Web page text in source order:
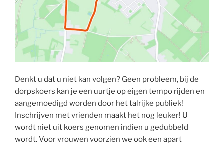
Denkt u dat u niet kan volgen? Geen probleem, bij de
dorpskoers kan je een uurtje op eigen tempo rijden en
aangemoedigd worden door het talrijke publiek!
Inschrijven met vrienden maakt het nog leuker! U
wordt niet uit koers genomen indien u gedubbeld
wordt. Voor vrouwen voorzien we ook een apart